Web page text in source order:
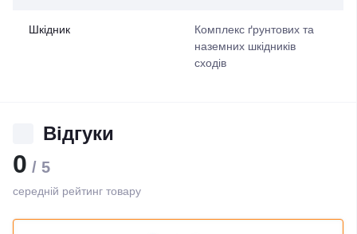
Шкідник
Комплекс ґрунтових та
наземних шкідників
сходів
Відгуки
0 / 5
середній рейтинг товару